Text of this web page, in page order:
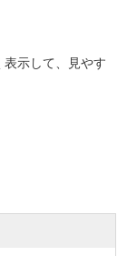
示して、見やす